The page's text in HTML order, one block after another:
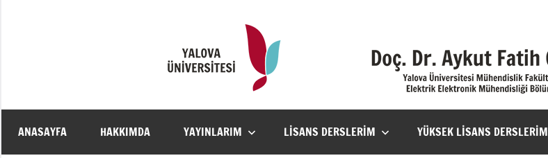
ANASAYFA HAKKIMDA YAYINLARIM LISANS DERSLERIM YÜKSEK LISANS DERSLERIM